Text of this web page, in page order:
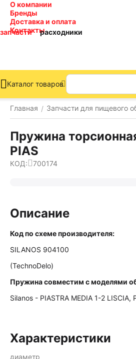
О компании
Бренды
Доставка и оплата
Контакты
запчасти расходники
Каталог товаров
Главная / Запчасти для пищевого
Пружина
PIAS
КОД: 700174
Описание
Код по схеме производителя:
SILANOS 904100
(TechnoDelo)
Пружина совместим с моделями
Silanos - PIASTRA MEDIA 1-2 LISCIA,
Характеристики
диаметр